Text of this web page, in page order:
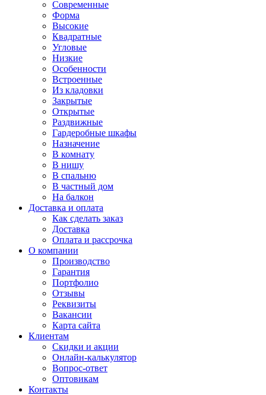
Современные
Форма
Высокие
Квадратные
Угловые
Низкие
Особенности
Встроенные
Из кладовки
Закрытые
Открытые
Раздвижные
Гардеробные шкафы
Назначение
В комнату
В нишу
В спальню
В частный дом
На балкон
Доставка и оплата
Как сделать заказ
Доставка
Оплата и рассрочка
О компании
Производство
Гарантия
Портфолио
Отзывы
Реквизиты
Вакансии
Карта сайта
Клиентам
Скидки и акции
Онлайн-калькулятор
Вопрос-ответ
Оптовикам
Контакты